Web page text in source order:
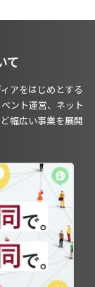
て
アをはじめとする
ント運営、ネット
幅広い事業を展開